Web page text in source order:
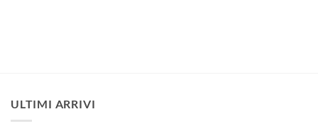
ULTIMI ARRIVI